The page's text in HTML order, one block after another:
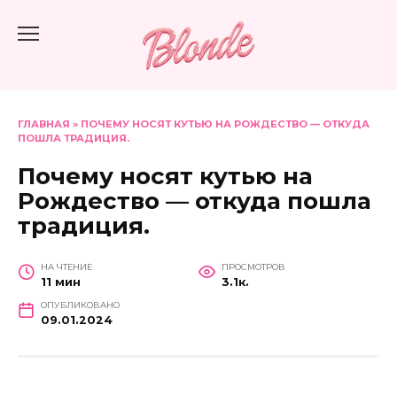
ГЛАВНАЯ » ПОЧЕМУ НОСЯТ КУТЬЮ НА РОЖДЕСТВО — ОТКУДА
ПОШЛА ТРАДИЦИЯ.
Почему носят кутью на
Рождество — откуда пошла
традиция.
НА ЧТЕНИЕ
11 мин
ПРОСМОТРОВ
3.1к.
ОПУБЛИКОВАНО
09.01.2024